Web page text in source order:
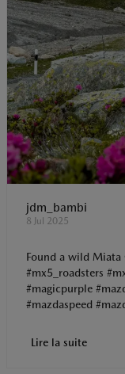
jdm_bambi
8 Jul 2025
Found a wild
#mx5_roadsters
#magicpurple
#mazdaspeed
Lire la suite